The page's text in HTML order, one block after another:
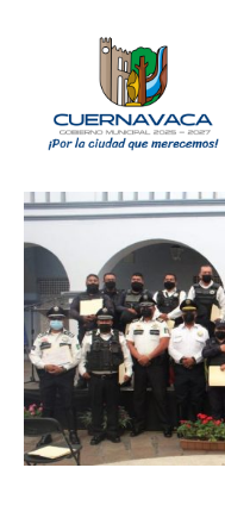
Gobierno
Turismo
Trámites
y
Servicios
Licitaciones
Transparencia